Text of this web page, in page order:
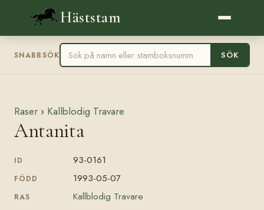
Häststam
SNABBSÖK SÖK
Raser › Kallblodig Travare
Antanita
ID 93-0161
FÖDD 1993-05-07
RAS Kallblodig Travare